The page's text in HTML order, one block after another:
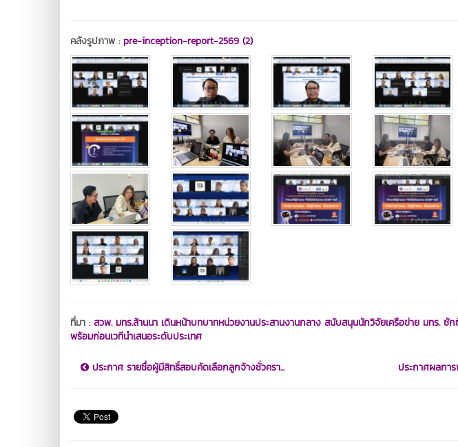
คลังรูปภาพ : pre-inception-report-2569 (2)
ที่มา :สวพ. มทร.ล้านนา เดินหน้าบทบาทหน่วยงานประสานงานกลาง สนับสนุนนักวิจัยเครือข่าย มทร. ซั
พร้อมก่อนเวทีนำเสนอระดับประเทศ
ประกาศ รายชื่อผู้มีสิทธิ์สอบคัดเลือกลูกจ้างชั่วครา... ประกาศผลกา